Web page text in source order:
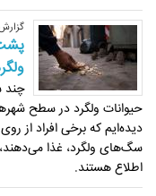
چند
حیوانات ولگرد در سطح
دیده‌ایم که برخی افراد از
سگ‌های ولگرد، غذا می‌دهند،
اطلاع هستند.